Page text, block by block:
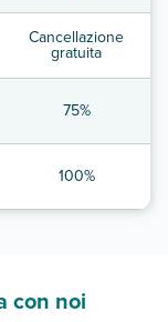
Cancellazione
gratuita
75%
100%
con noi